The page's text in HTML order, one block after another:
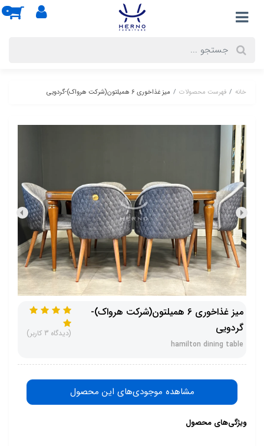
0
خانه فهرست محصولات میز غذاخوری 6 همیلتون(شرکت هرواک)-گردویی
میز غذاخوری 6 همیلتون(شرکت هرواک)-
گردویی
hamilton dining table
(دیدگاه 3 کاربر)
مشاهده موجودی‌های این محصول
ویژگی‌های محصول